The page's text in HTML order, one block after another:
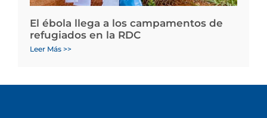
El ébola llega a los campamentos de
refugiados en la RDC
Leer Más >>